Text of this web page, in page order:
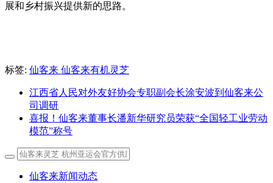
展和乡村振兴提供新的思路。
标签: 仙客来 仙客来有机灵芝
江西省人民对外友好协会专职副会长涂安波到仙客来公
司调研
喜报！仙客来董事长潘新华研究员荣获“全国轻工业劳动
模范”称号
仙客来新闻动态